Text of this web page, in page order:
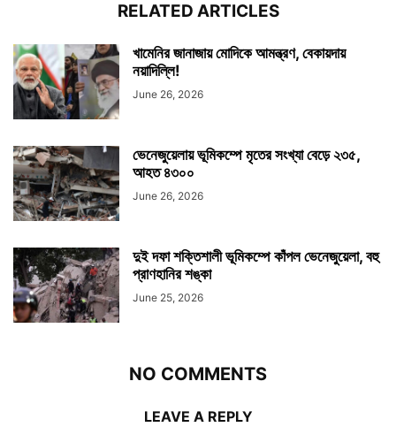
RELATED ARTICLES
খামেনির জানাজায় মোদিকে আমন্ত্রণ, বেকায়দায়
নয়াদিল্লি!
June 26, 2026
ভেনেজুয়েলায় ভূমিকম্পে মৃতের সংখ্যা বেড়ে ২৩৫,
আহত ৪৩০০
June 26, 2026
দুই দফা শক্তিশালী ভূমিকম্পে কাঁপল ভেনেজুয়েলা, বহু
প্রাণহানির শঙ্কা
June 25, 2026
NO COMMENTS
LEAVE A REPLY